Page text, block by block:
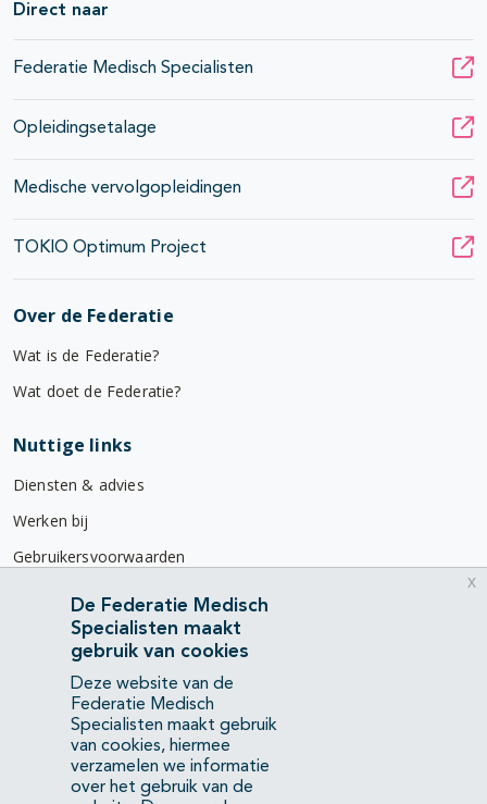
Direct naar
Federatie Medisch Specialisten
Opleidingsetalage
Medische vervolgopleidingen
TOKIO Optimum Project
Over de Federatie
Wat is de Federatie?
Wat doet de Federatie?
Nuttige links
Diensten & advies
Werken bij
Gebruikersvoorwaarden
Privacyverklaring
Contact
Mercatorlaan 1200
3528 BL Utrecht
(088) 505 34 34
info@richtlijnendatabase.nl
De Federatie Medisch
Specialisten maakt
gebruik van cookies
Deze website van de
Federatie Medisch
Specialisten maakt gebruik
van cookies, hiermee
verzamelen we informatie
over het gebruik van de
x